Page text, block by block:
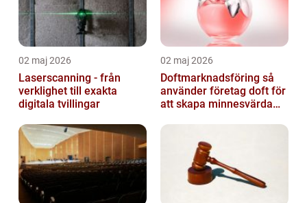
02 maj 2026
Laserscanning - från
verklighet till exakta
digitala tvillingar
02 maj 2026
Doftmarknadsföring så
använder företag doft för
att skapa minnesvärda